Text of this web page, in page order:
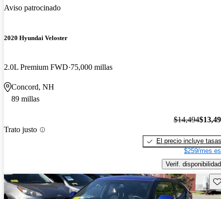
Aviso patrocinado
2020 Hyundai Veloster
2.0L Premium FWD 75,000 millas
Concord, NH
89 millas
Trato justo
$14,494
El precio incluye tasas
$259/mes
Verif. disponibilidad